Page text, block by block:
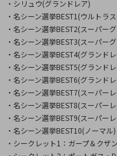
・シリュウ(グランドレア)
・名シーン選挙BEST1(ウルトラ
・名シーン選挙BEST2(スーパー
・名シーン選挙BEST3(スーパー
・名シーン選挙BEST4(グランド
・名シーン選挙BEST5(グランド
・名シーン選挙BEST6(グランド
・名シーン選挙BEST7(スーパー
・名シーン選挙BEST8(スーパー
・名シーン選挙BEST9(スーパー
・名シーン選挙BEST10(ノーマル)
・シークレット1：ガープ＆クザン